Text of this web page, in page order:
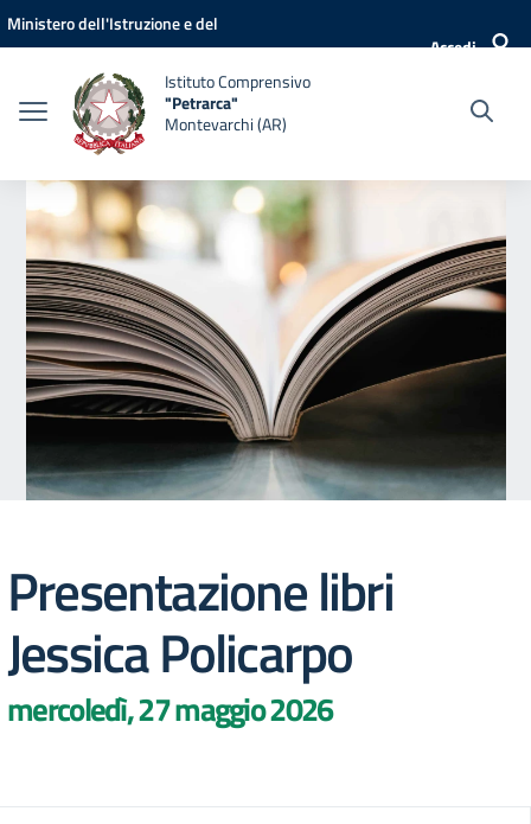
Vai ai contenuti
Vai al menu di navigazione
Vai al footer
Ministero dell'Istruzione e del
Accedi
Istituto Comprensivo
"Petrarca"
Montevarchi (AR)
Presentazione libri
Jessica Policarpo
mercoledì, 27 maggio 2026